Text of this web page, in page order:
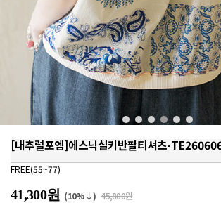
[내추럴포엠]에스닉실키반팔티셔츠-
FREE(55~77)
41,300원 (10%↓) 45,800원